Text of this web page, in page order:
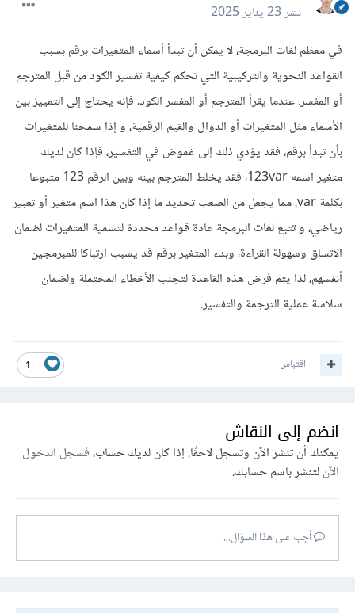
نشر23 يناير 2025
في معظم لغات البرمجة، لا يمكن أن تبدأ أسماء المتغيرات برقم بسبب
القواعد النحوية والتركيبية التي تحكم كيفية تفسير الكود من قبل المترجم
أو المفسر. عندما يقرأ المترجم أو المفسر الكود، فإنه يحتاج إلى التمييز بين
الأسماء مثل المتغيرات أو الدوال والقيم الرقمية، و إذا سمحنا للمتغيرات
بأن تبدأ برقم، فقد يؤدي ذلك إلى غموض في التفسير، فإذا كان لديك
متغير اسمه 123var، فقد يخلط المترجم بينه وبين الرقم 123 متبوعا
بكلمة var، مما يجعل من الصعب تحديد ما إذا كان هذا اسم متغير أو تعبير
رياضي، و تتبع لغات البرمجة عادة قواعد محددة لتسمية المتغيرات لضمان
الاتساق وسهولة القراءة، وبدء المتغير برقم قد يسبب ارتباكا للمبرمجين
أنفسهم، لذا يتم فرض هذه القاعدة لتجنب الأخطاء المحتملة ولضمان
سلاسة عملية الترجمة والتفسير.
1 اقتباس
انضم إلى النقاش
يمكنك أن تنشر الآن وتسجل لاحقًا. إذا كان لديك حساب،فسجل الدخول
الآنلتنشر باسم حسابك.
أجب على هذا السؤال...